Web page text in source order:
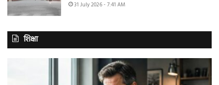
31 July 2026 - 7:41 AM
शिक्षा